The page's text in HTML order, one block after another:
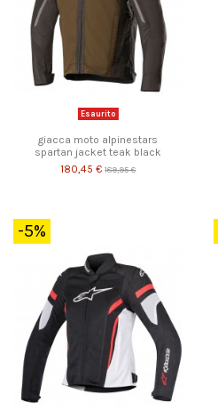
Esaurito
giacca moto alpinestars
spartan jacket teak black
180,45 € 189,95 €
-5%